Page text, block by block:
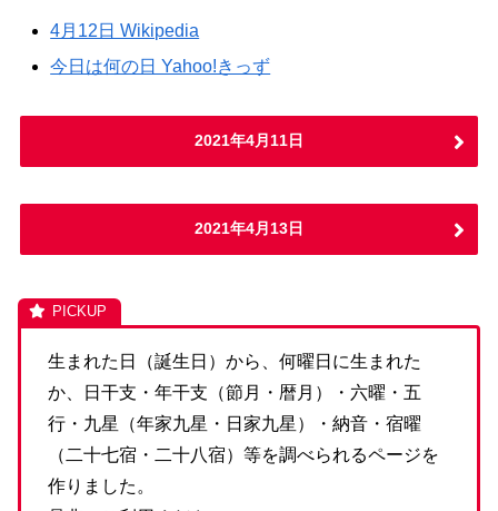
4月12日 Wikipedia
今日は何の日 Yahoo!きっず
2021年4月11日
2021年4月13日
生まれた日（誕生日）から、何曜日に生まれた
か、日干支・年干支（節月・暦月）・六曜・五
行・九星（年家九星・日家九星）・納音・宿曜
（二十七宿・二十八宿）等を調べられるページを
作りました。